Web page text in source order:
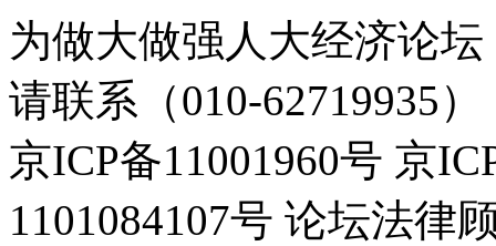
为做大做强人大经济论
请联系（010-62719935）
京ICP备11001960号 京
1101084107号 论坛法律